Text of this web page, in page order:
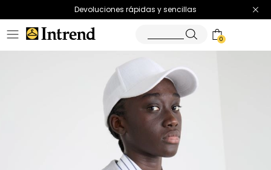
Devoluciones rápidas y sencillas
0